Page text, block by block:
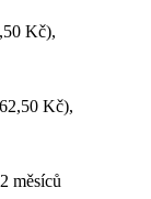
Kč),
Kč),
měsíců